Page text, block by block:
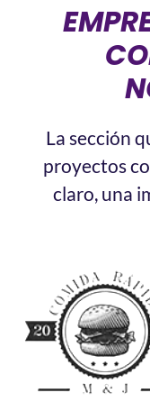
La sección
proyectos
claro, una